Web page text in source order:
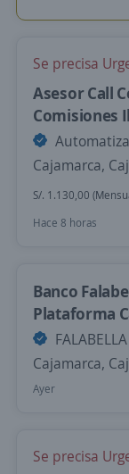
Se precisa
Asesor Call
Comisiones
Cajamarca,
S/. 1.130,00
Hace 8 horas
Banco
Plataforma
Cajamarca,
Ayer
Se precisa